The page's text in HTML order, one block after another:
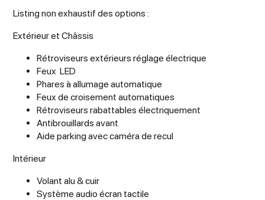
Listing non exhaustif des options :
Extérieur et Châssis
Rétroviseurs extérieurs réglage électrique
Feux LED
Phares à allumage automatique
Feux de croisement automatiques
Rétroviseurs rabattables électriquement
Antibrouillards avant
Aide parking avec caméra de recul
Intérieur
Volant alu & cuir
Système audio écran tactile